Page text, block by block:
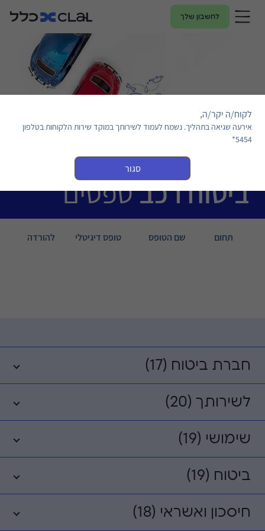
לחשבון שלך
ביטוח רכבטפסים
תחום שם הטופס טופס דיגיטלי להורדה
חברת ביטוח (17)
לשירותך (20)
שימושי (19)
ביטוח (19)
חיסכון ואשראי (18)
לקוח/ה יקר/ה,
אירעה שגיאה בתהליך. נשמח לעמוד לשירותך במוקד שירות הלקוחות בטלפון
5454*
סגור